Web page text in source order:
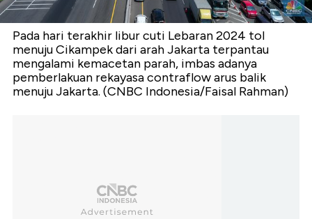
Pada hari terakhir libur cuti Lebaran 2024 tol
menuju Cikampek dari arah Jakarta terpantau
mengalami kemacetan parah, imbas adanya
pemberlakuan rekayasa contraflow arus balik
menuju Jakarta. (CNBC Indonesia/Faisal Rahman)